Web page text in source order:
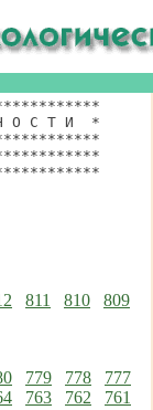
О С Т И  *
811 810
809
779 778
777
763 762
761